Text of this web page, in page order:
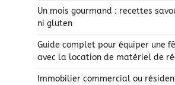
Un mois gourmand : recettes
ni gluten
Guide complet pour équiper une
avec la location de matériel de
Immobilier commercial ou